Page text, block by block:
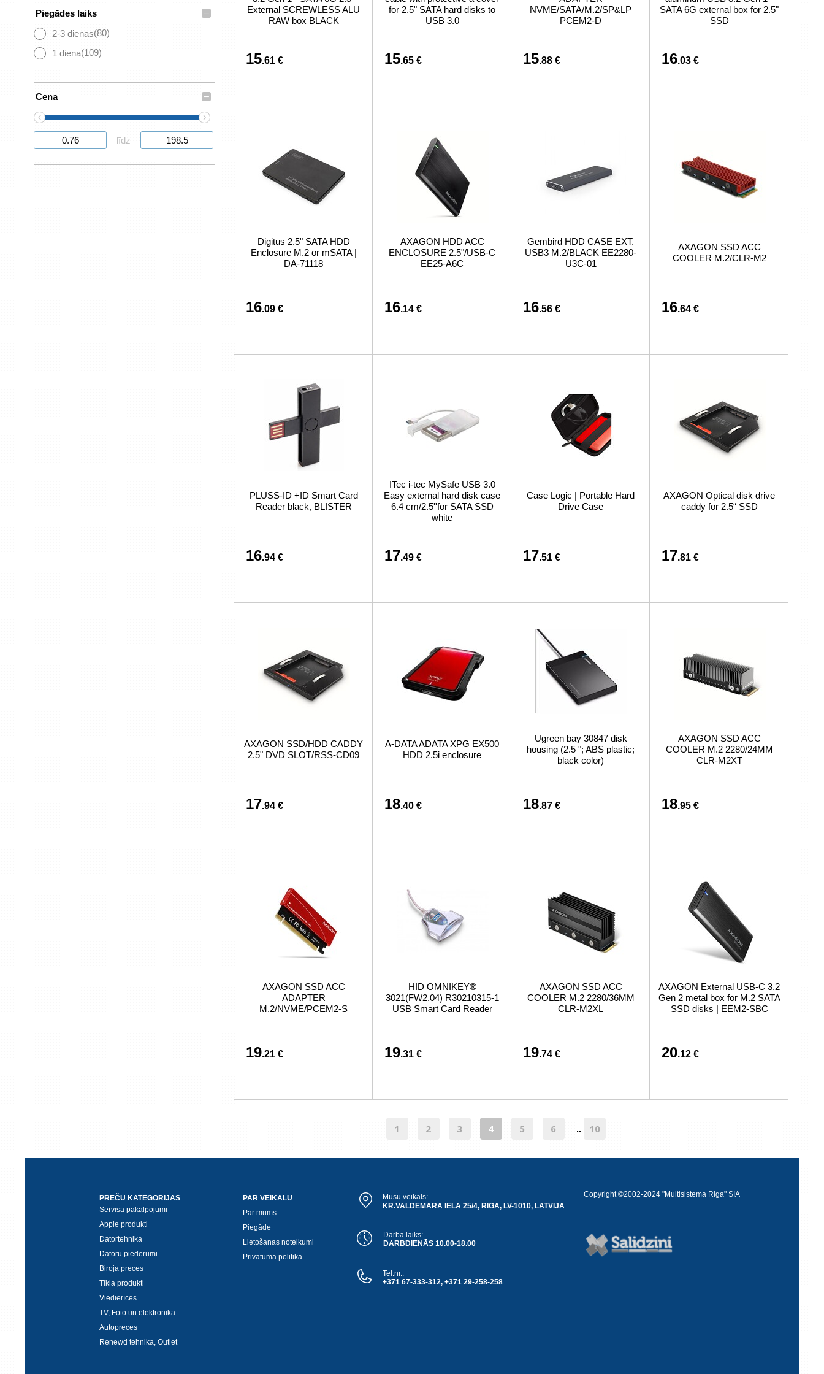
preču iegādi vai piegādi
Piegādes laiks
–
2-3 dienas(80)
1 diena(109)
Cena
–
‹
›
līdz
External SCREWLESS ALU
RAW box BLACK
15.61 €
for 2.5" SATA hard disks to
USB 3.0
15.65 €
NVME/SATA/M.2/SP&LP
PCEM2-D
15.88 €
SATA 6G external box for 2.5"
SSD
16.03 €
Digitus 2.5" SATA HDD
Enclosure M.2 or mSATA |
DA-71118
16.09 €
AXAGON HDD ACC
ENCLOSURE 2.5"/USB-C
EE25-A6C
16.14 €
Gembird HDD CASE EXT.
USB3 M.2/BLACK EE2280-
U3C-01
16.56 €
AXAGON SSD ACC
COOLER M.2/CLR-M2
16.64 €
PLUSS-ID +ID Smart Card
Reader black, BLISTER
16.94 €
ITec i-tec MySafe USB 3.0
Easy external hard disk case
6.4 cm/2.5''for SATA SSD
white
17.49 €
Case Logic | Portable Hard
Drive Case
17.51 €
AXAGON Optical disk drive
caddy for 2.5“ SSD
17.81 €
AXAGON SSD/HDD CADDY
2.5" DVD SLOT/RSS-CD09
17.94 €
A-DATA ADATA XPG EX500
HDD 2.5i enclosure
18.40 €
Ugreen bay 30847 disk
housing (2.5 "; ABS plastic;
black color)
18.87 €
AXAGON SSD ACC
COOLER M.2 2280/24MM
CLR-M2XT
18.95 €
AXAGON SSD ACC
ADAPTER
M.2/NVME/PCEM2-S
19.21 €
HID OMNIKEY®
3021(FW2.04) R30210315-1
USB Smart Card Reader
19.31 €
AXAGON SSD ACC
COOLER M.2 2280/36MM
CLR-M2XL
19.74 €
AXAGON External USB-C 3.2
Gen 2 metal box for M.2 SATA
SSD disks | EEM2-SBC
20.12 €
1 2 3 4 5 6 .. 10
PREČU KATEGORIJAS
Servisa pakalpojumi
Apple produkti
Datortehnika
Datoru piederumi
Biroja preces
Tīkla produkti
Viedierīces
TV, Foto un elektronika
Autopreces
Renewd tehnika, Outlet
PAR VEIKALU
Par mums
Piegāde
Lietošanas noteikumi
Privātuma politika
Mūsu veikals:
KR.VALDEMĀRA IELA 25/4, RĪGA, LV-1010, LATVIJA
Darba laiks:
DARBDIENĀS 10.00-18.00
Tel.nr.:
+371 67-333-312, +371 29-258-258
Copyright ©2002-2024 "Multisistema Riga" SIA